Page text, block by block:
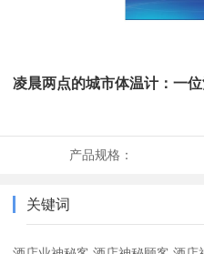
凌晨两点的城市体温计：一
产品规格：
关键词